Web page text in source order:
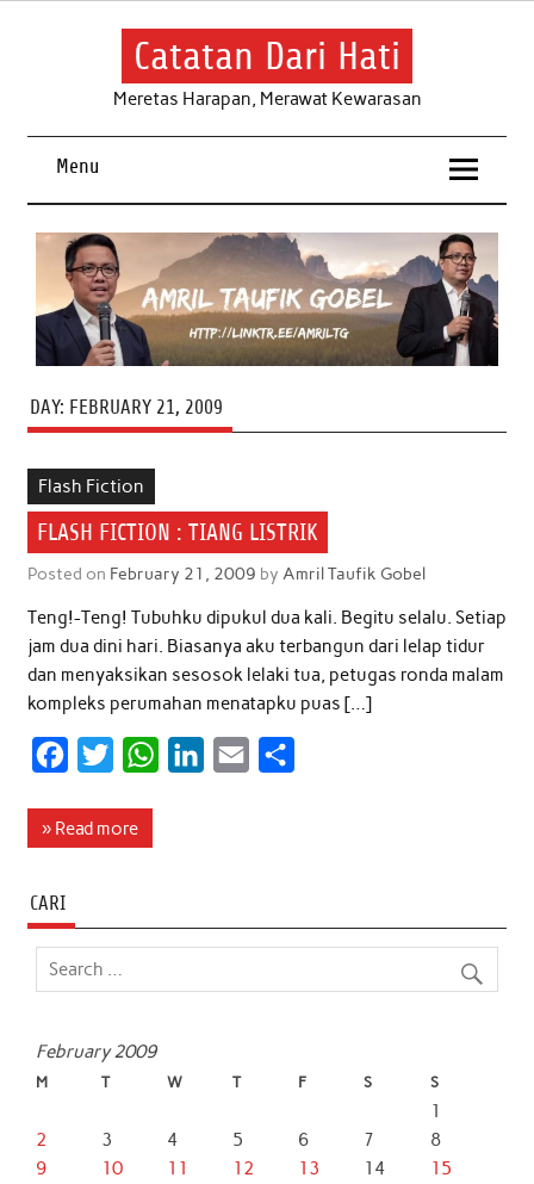
Skip
Catatan Dari Hati
Meretas Harapan, Merawat Kewarasan
Menu
DAY: FEBRUARY 21, 2009
Flash Fiction
FLASH FICTION : TIANG LISTRIK
Posted on February 21, 2009 by Amril Taufik Gobel
Teng!-Teng! Tubuhku dipukul dua kali. Begitu selalu. Setiap
jam dua dini hari. Biasanya aku terbangun dari lelap tidur
dan menyaksikan sesosok lelaki tua, petugas ronda malam
kompleks perumahan menatapku puas […]
c
o
o
i
e
W
A
d
» Read more
CARI
February 2009
M T W T F S S
1
2
3 4 5 6 7
8
9
10 11 12 13 14
15